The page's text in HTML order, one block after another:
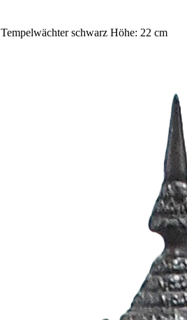
Tempelwächter schwarz Höhe: 22 cm